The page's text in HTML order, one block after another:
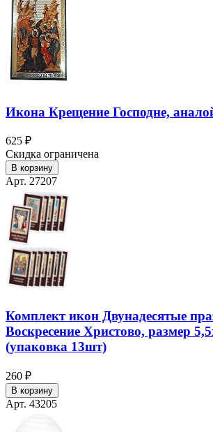
Икона Крещение Господне,
625 ₽
Скидка ограничена
В корзину
Арт. 27207
Комплект икон Двунадесятые
Воскресение Христово, размер
(упаковка 13шт)
260 ₽
В корзину
Арт. 43205